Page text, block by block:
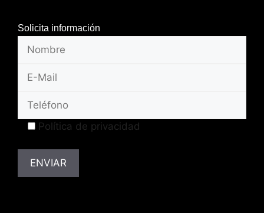
Solicita información
Política de privacidad